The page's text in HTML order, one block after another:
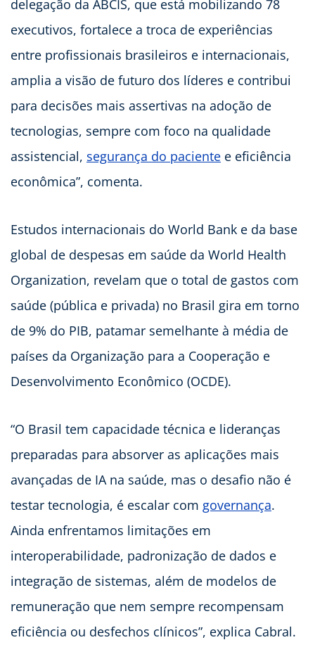
delegação da ABCIS, que está mobilizando 78
executivos, fortalece a troca de experiências
entre profissionais brasileiros e internacionais,
amplia a visão de futuro dos líderes e contribui
para decisões mais assertivas na adoção de
tecnologias, sempre com foco na qualidade
assistencial, segurança do paciente e eficiência
econômica”, comenta.
Estudos internacionais do World Bank e da base
global de despesas em saúde da World Health
Organization, revelam que o total de gastos com
saúde (pública e privada) no Brasil gira em torno
de 9% do PIB, patamar semelhante à média de
países da Organização para a Cooperação e
Desenvolvimento Econômico (OCDE).
“O Brasil tem capacidade técnica e lideranças
preparadas para absorver as aplicações mais
avançadas de IA na saúde, mas o desafio não é
testar tecnologia, é escalar com governança.
Ainda enfrentamos limitações em
interoperabilidade, padronização de dados e
integração de sistemas, além de modelos de
remuneração que nem sempre recompensam
eficiência ou desfechos clínicos”, explica Cabral.